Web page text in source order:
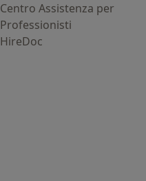
Centro Assistenza per
Professionisti
HireDoc